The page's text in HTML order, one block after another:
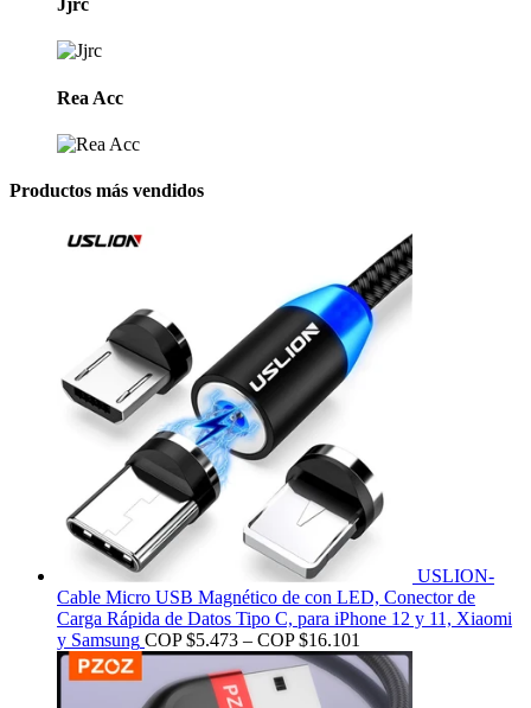
Jjrc
Rea Acc
Productos más vendidos
USLION-
Cable Micro USB Magnético de con LED, Conector de
Carga Rápida de Datos Tipo C, para iPhone 12 y 11, Xiaomi
y Samsung COP $5.473 – COP $16.101